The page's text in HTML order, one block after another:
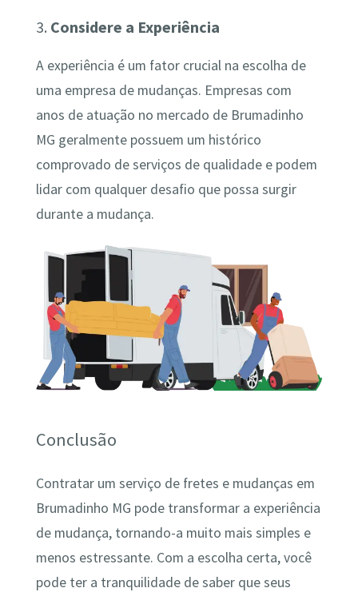
3. Considere a Experiência
A experiência é um fator crucial na escolha de
uma empresa de mudanças. Empresas com
anos de atuação no mercado de Brumadinho
MG geralmente possuem um histórico
comprovado de serviços de qualidade e podem
lidar com qualquer desafio que possa surgir
durante a mudança.
Conclusão
Contratar um serviço de fretes e mudanças em
Brumadinho MG pode transformar a experiência
de mudança, tornando-a muito mais simples e
menos estressante. Com a escolha certa, você
pode ter a tranquilidade de saber que seus